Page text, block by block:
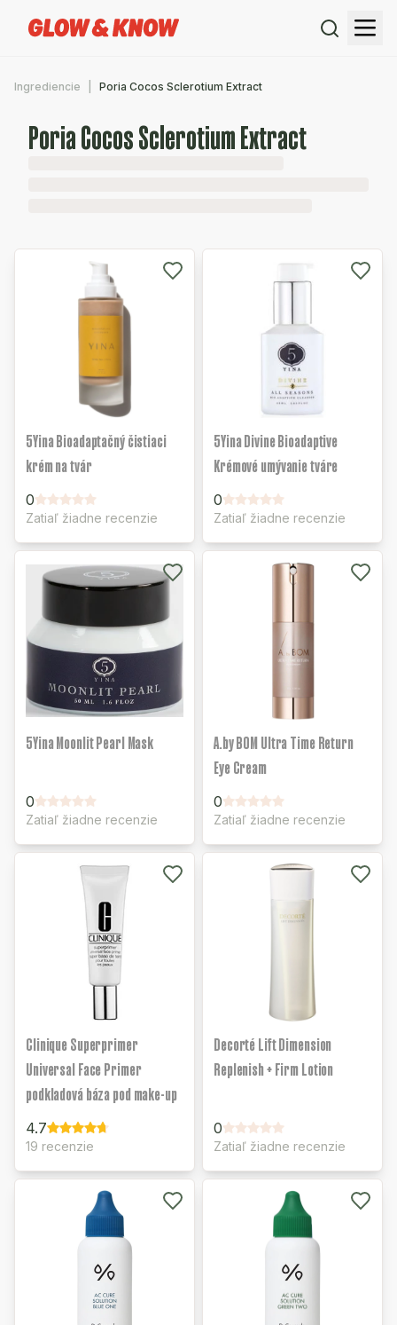
Ingrediencie Poria Cocos Sclerotium Extract
Poria Cocos Sclerotium Extract
5Yina Bioadaptačný čistiaci
krém na tvár
0
Zatiaľ žiadne recenzie
5Yina Divine Bioadaptive
Krémové umývanie tváre
0
Zatiaľ žiadne recenzie
5Yina Moonlit Pearl Mask
0
Zatiaľ žiadne recenzie
A.by BOM Ultra Time Return
Eye Cream
0
Zatiaľ žiadne recenzie
Clinique Superprimer
Universal Face Primer
podkladová báza pod make-up
4.7
19 recenzie
Decorté Lift Dimension
Replenish + Firm Lotion
0
Zatiaľ žiadne recenzie